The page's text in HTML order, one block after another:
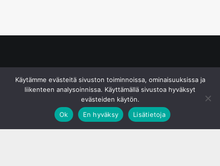
Käytämme evästeitä sivuston toiminnoissa, ominaisuuksissa ja
liikenteen analysoinnissa. Käyttämällä sivustoa hyväksyt
evästeiden käytön.
Ok
En hyväksy Lisätietoja